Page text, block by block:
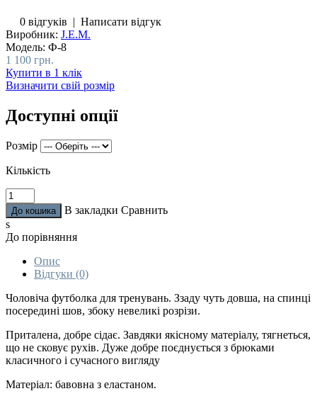
0 відгуків | Написати відгук
Виробник: J.E.M.
Модель: Ф-8
1 100 грн.
Купити в 1 клік
Визначити свій розмір
Доступні опції
Розмір
Кількість
В закладки Сравнить
s
До порівняння
Опис
Відгуки (0)
Чоловіча футболка для тренувань. Ззаду чуть довша, на спинці
посередині шов, збоку невеликі розрізи.
Приталена, добре сідає. Завдяки якісному матеріалу, тягнеться,
що не сковує рухів. Дуже добре поєднується з брюками
класичного і сучасного вигляду
Матеріал: бавовна з еластаном.